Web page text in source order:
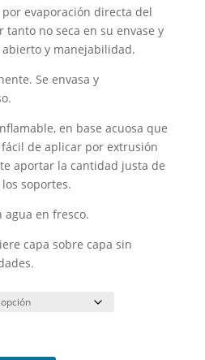
evaporación directa del
tanto no seca en su envase y
y manejabilidad.
Se envasa y
en base acuosa que
de aplicar por extrusión
aportar la cantidad justa de
soportes.
agua en fresco.
capa sobre capa sin